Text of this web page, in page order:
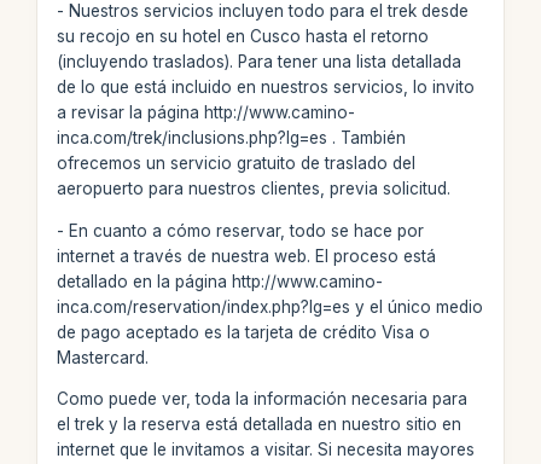
- Nuestros servicios incluyen todo para el trek desde
su recojo en su hotel en Cusco hasta el retorno
(incluyendo traslados). Para tener una lista detallada
de lo que está incluido en nuestros servicios, lo invito
a revisar la página http://www.camino-
inca.com/trek/inclusions.php?lg=es . También
ofrecemos un servicio gratuito de traslado del
aeropuerto para nuestros clientes, previa solicitud.
- En cuanto a cómo reservar, todo se hace por
internet a través de nuestra web. El proceso está
detallado en la página http://www.camino-
inca.com/reservation/index.php?lg=es y el único medio
de pago aceptado es la tarjeta de crédito Visa o
Mastercard.
Como puede ver, toda la información necesaria para
el trek y la reserva está detallada en nuestro sitio en
internet que le invitamos a visitar. Si necesita mayores